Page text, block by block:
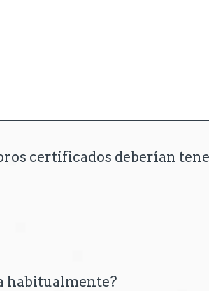
certificados deberían
habitualmente?